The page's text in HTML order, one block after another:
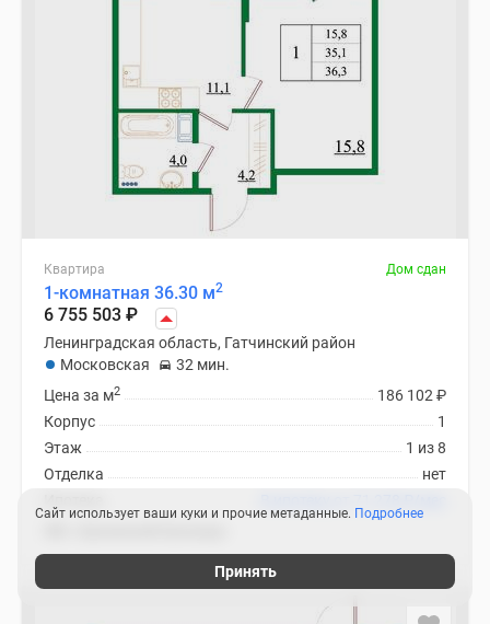
Квартира Дом сдан
1-комнатная 36.30 м2
6 755 503 ₽
Ленинградская область, Гатчинский район
Московская
32 мин.
186 102 ₽
Цена за м2
1
Корпус
1 из 8
Этаж
нет
Отделка
Сайт использует ваши куки и прочие метаданные. Подробнее
Принять